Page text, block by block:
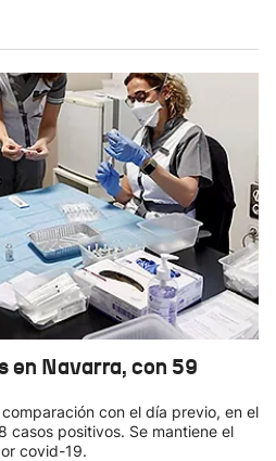
en Navarra, con 59
con el día previo, en el
casos positivos. Se mantiene el
covid-19.